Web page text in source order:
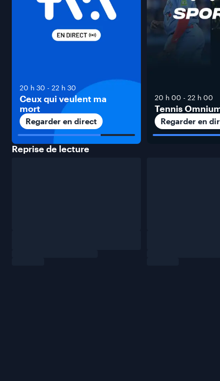
20 h 30 - 22 h 30
Ceux qui veulent ma
mort
Regarder en direct
20 h 00 - 22 h 00
Tennis
Regarder en
Reprise de lecture